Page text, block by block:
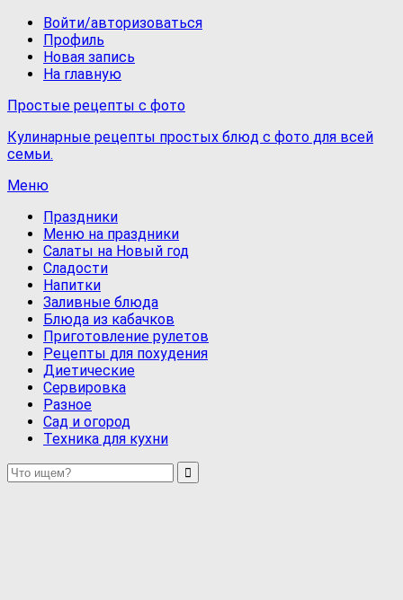
Войти/авторизоваться
Профиль
Новая запись
На главную
Простые рецепты с фото
Кулинарные рецепты простых блюд с фото для всей
семьи.
Меню
Праздники
Меню на праздники
Салаты на Новый год
Сладости
Напитки
Заливные блюда
Блюда из кабачков
Приготовление рулетов
Рецепты для похудения
Диетические
Сервировка
Разное
Сад и огород
Техника для кухни